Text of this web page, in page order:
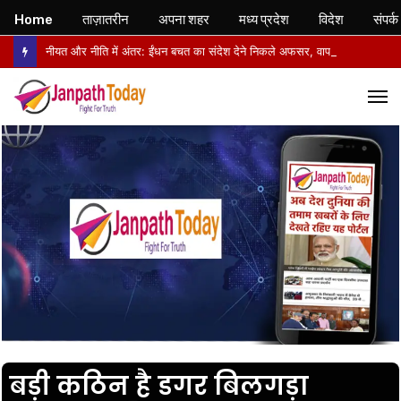
बड़ी कठिन है डगर बिलगड़ा
Home ताज़ातरीन अपना शहर मध्य प्रदेश विदेश संपर्क